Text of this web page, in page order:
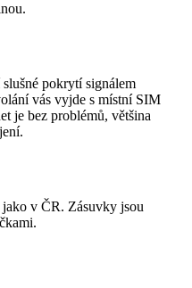
pokrytí signálem
vás vyjde s místní SIM
je bez problémů, většina
v ČR. Zásuvky jsou